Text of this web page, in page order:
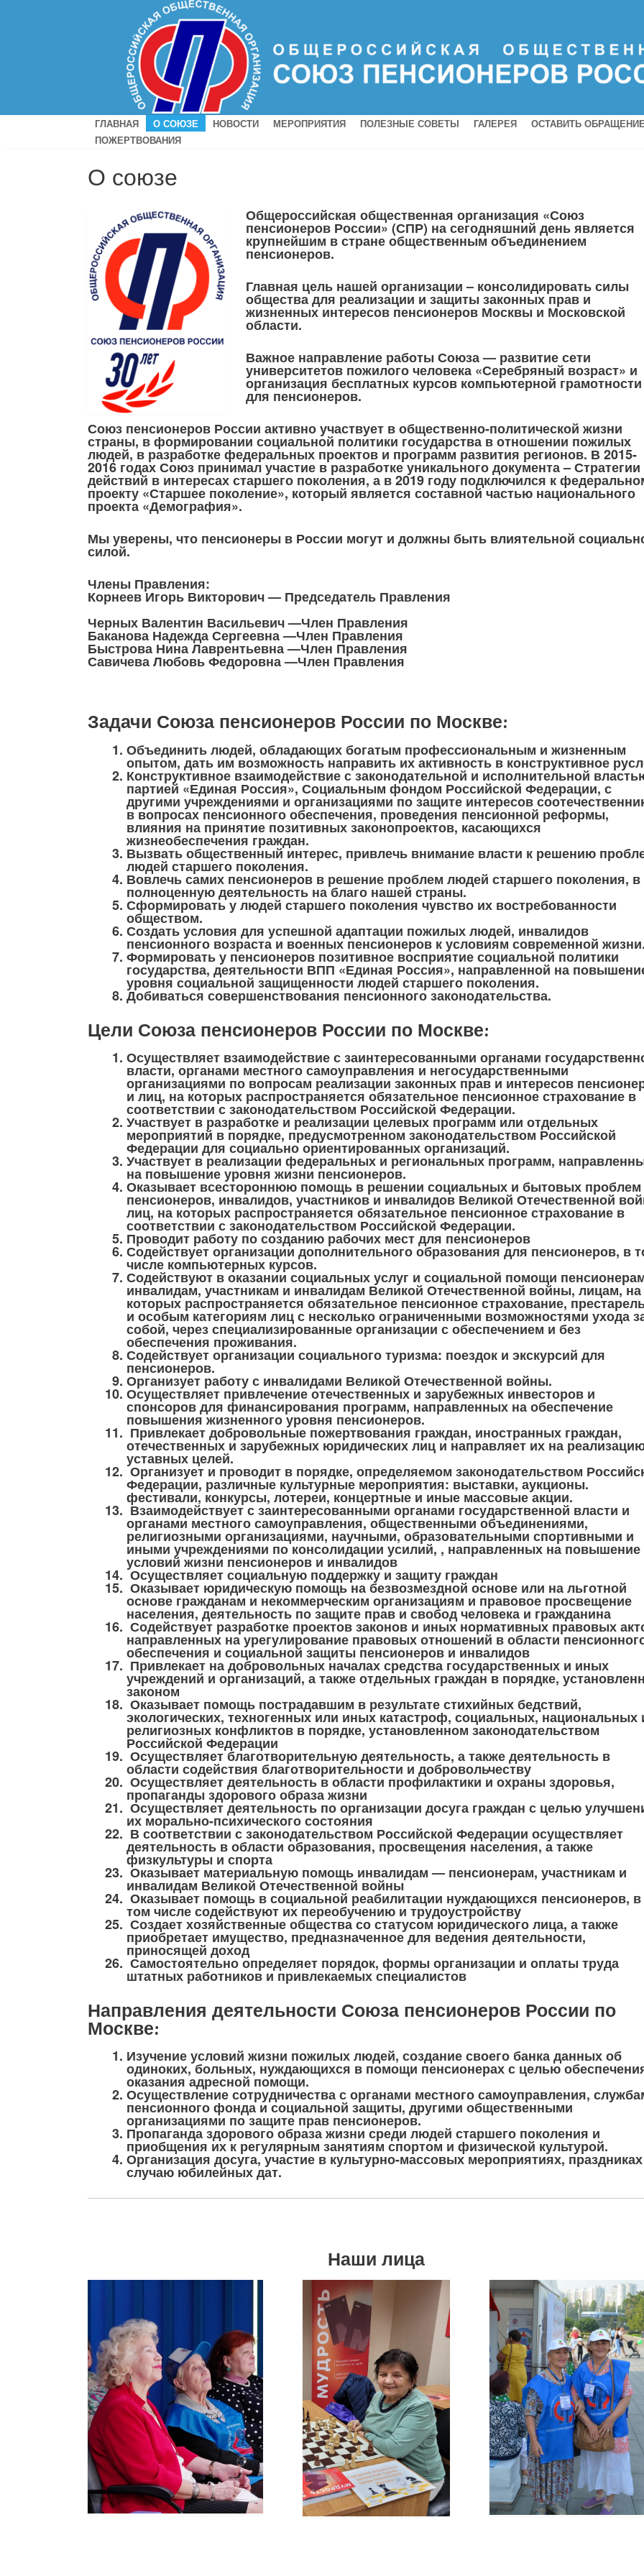
ГЛАВНАЯ О СОЮЗЕ НОВОСТИ МЕРОПРИЯТИЯ ПОЛЕЗНЫЕ СОВЕТЫ ГАЛЕРЕЯ ОСТАВИТЬ
ПОЖЕРТВОВАНИЯ
О союзе
Общероссийская общественная организация «Союз
пенсионеров России» (СПР) на сегодняшний день является
крупнейшим в стране общественным объединением
пенсионеров.
Главная цель нашей организации – консолидировать силы
общества для реализации и защиты законных прав и
жизненных интересов пенсионеров Москвы и Московской
области.
Важное направление работы Союза — развитие сети
университетов пожилого человека «Серебряный возраст» и
организация бесплатных курсов компьютерной грамотности
для пенсионеров.
Союз пенсионеров России активно участвует в общественно-политической жизни
страны, в формировании социальной политики государства в отношении пожилых
людей, в разработке федеральных проектов и программ развития регионов. В 2015-
2016 годах Союз принимал участие в разработке уникального документа – Стратегии
действий в интересах старшего поколения, а в 2019 году подключился к
проекту «Старшее поколение», который является составной частью национального
проекта «Демография».
Мы уверены, что пенсионеры в России могут и должны быть влиятельной
силой.
Члены Правления:
Корнеев Игорь Викторович — Председатель Правления
Черных Валентин Васильевич —Член Правления
Баканова Надежда Сергеевна —Член Правления
Быстрова Нина Лаврентьевна —Член Правления
Савичева Любовь Федоровна —Член Правления
Задачи Союза пенсионеров России по Москве:
Объединить людей, обладающих богатым профессиональным и жизненным
опытом, дать им возможность направить их активность в конструктивное
Конструктивное взаимодействие с законодательной и исполнительной
партией «Единая Россия», Социальным фондом Российской Федерации, с
другими учреждениями и организациями по защите интересов
в вопросах пенсионного обеспечения, проведения пенсионной реформы,
влияния на принятие позитивных законопроектов, касающихся
жизнеобеспечения граждан.
Вызвать общественный интерес, привлечь внимание власти к решению
людей старшего поколения.
Вовлечь самих пенсионеров в решение проблем людей старшего поколения, в
полноценную деятельность на благо нашей страны.
Сформировать у людей старшего поколения чувство их востребованности
обществом.
Создать условия для успешной адаптации пожилых людей, инвалидов
пенсионного возраста и военных пенсионеров к условиям современной жизни.
Формировать у пенсионеров позитивное восприятие социальной политики
государства, деятельности ВПП «Единая Россия», направленной на
уровня социальной защищенности людей старшего поколения.
Добиваться совершенствования пенсионного законодательства.
Цели Союза пенсионеров России по Москве:
Осуществляет взаимодействие с заинтересованными органами
власти, органами местного самоуправления и негосударственными
организациями по вопросам реализации законных прав и интересов
и лиц, на которых распространяется обязательное пенсионное страхование в
соответствии с законодательством Российской Федерации.
Участвует в разработке и реализации целевых программ или отдельных
мероприятий в порядке, предусмотренном законодательством Российской
Федерации для социально ориентированных организаций.
Участвует в реализации федеральных и региональных программ,
на повышение уровня жизни пенсионеров.
Оказывает всестороннюю помощь в решении социальных и бытовых проблем
пенсионеров, инвалидов, участников и инвалидов Великой Отечественной
лиц, на которых распространяется обязательное пенсионное страхование в
соответствии с законодательством Российской Федерации.
Проводит работу по созданию рабочих мест для пенсионеров
Содействует организации дополнительного образования для пенсионеров, в
числе компьютерных курсов.
Содействуют в оказании социальных услуг и социальной помощи
инвалидам, участникам и инвалидам Великой Отечественной войны, лицам, на
которых распространяется обязательное пенсионное страхование,
и особым категориям лиц с несколько ограниченными возможностями ухода
собой, через специализированные организации с обеспечением и без
обеспечения проживания.
Содействует организации социального туризма: поездок и экскурсий для
пенсионеров.
Организует работу с инвалидами Великой Отечественной войны.
Осуществляет привлечение отечественных и зарубежных инвесторов и
спонсоров для финансирования программ, направленных на обеспечение
повышения жизненного уровня пенсионеров.
Привлекает добровольные пожертвования граждан, иностранных граждан,
отечественных и зарубежных юридических лиц и направляет их на
уставных целей.
Организует и проводит в порядке, определяемом законодательством
Федерации, различные культурные мероприятия: выставки, аукционы.
фестивали, конкурсы, лотереи, концертные и иные массовые акции.
Взаимодействует с заинтересованными органами государственной власти и
органами местного самоуправления, общественными объединениями,
религиозными организациями, научными, образовательными спортивными и
иными учреждениями по консолидации усилий, , направленных на повышение
условий жизни пенсионеров и инвалидов
Осуществляет социальную поддержку и защиту граждан
Оказывает юридическую помощь на безвозмездной основе или на льготной
основе гражданам и некоммерческим организациям и правовое просвещение
населения, деятельность по защите прав и свобод человека и гражданина
Содействует разработке проектов законов и иных нормативных правовых
направленных на урегулирование правовых отношений в области
обеспечения и социальной защиты пенсионеров и инвалидов
Привлекает на добровольных началах средства государственных и иных
учреждений и организаций, а также отдельных граждан в порядке,
законом
Оказывает помощь пострадавшим в результате стихийных бедствий,
экологических, техногенных или иных катастроф, социальных, национальных
религиозных конфликтов в порядке, установленном законодательством
Российской Федерации
Осуществляет благотворительную деятельность, а также деятельность в
области содействия благотворительности и добровольчеству
Осуществляет деятельность в области профилактики и охраны здоровья,
пропаганды здорового образа жизни
Осуществляет деятельность по организации досуга граждан с целью
их морально-психического состояния
В соответствии с законодательством Российской Федерации осуществляет
деятельность в области образования, просвещения населения, а также
физкультуры и спорта
Оказывает материальную помощь инвалидам — пенсионерам, участникам и
инвалидам Великой Отечественной войны
Оказывает помощь в социальной реабилитации нуждающихся пенсионеров, в
том числе содействуют их переобучению и трудоустройству
Создает хозяйственные общества со статусом юридического лица, а также
приобретает имущество, предназначенное для ведения деятельности,
приносящей доход
Самостоятельно определяет порядок, формы организации и оплаты труда
штатных работников и привлекаемых специалистов
Направления деятельности Союза пенсионеров России по
Москве:
Изучение условий жизни пожилых людей, создание своего банка данных об
одиноких, больных, нуждающихся в помощи пенсионерах с целью
оказания адресной помощи.
Осуществление сотрудничества с органами местного самоуправления,
пенсионного фонда и социальной защиты, другими общественными
организациями по защите прав пенсионеров.
Пропаганда здорового образа жизни среди людей старшего поколения и
приобщения их к регулярным занятиям спортом и физической культурой.
Организация досуга, участие в культурно-массовых мероприятиях,
случаю юбилейных дат.
Наши лица